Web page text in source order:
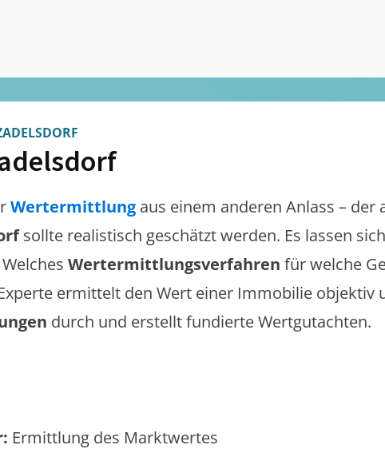
Wertermittlung aus einem anderen Anlass – der
sollte realistisch geschätzt werden. Es lassen
Wertermittlungsverfahren für welche
ermittelt den Wert einer Immobilie objektiv
durch und erstellt fundierte Wertgutachten.
Ermittlung des Marktwertes